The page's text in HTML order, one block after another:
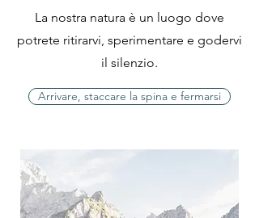
La nostra natura è un luogo dove
potrete ritirarvi, sperimentare e godervi
il silenzio.
Arrivare, staccare la spina e fermarsi